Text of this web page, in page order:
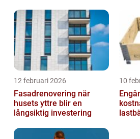
12 februari 2026
Fasadrenovering när
husets yttre blir en
långsiktig investering
10